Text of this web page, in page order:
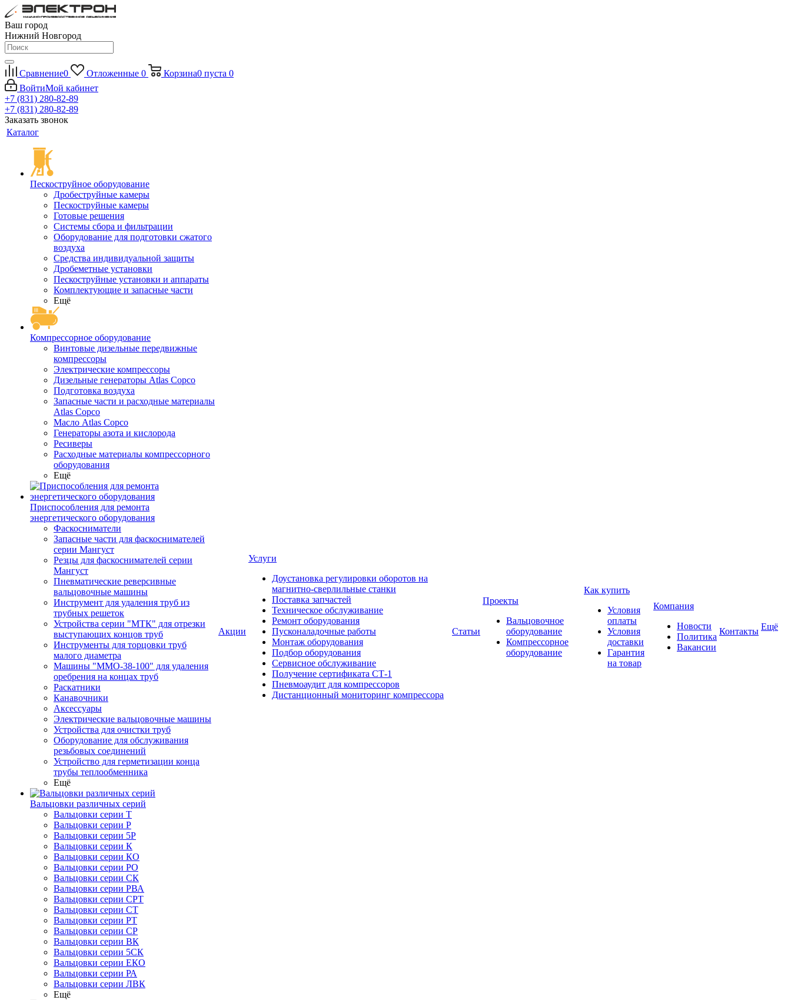
Ваш город
Нижний Новгород
Сравнение0 Отложенные 0 Корзина0 пуста 0
ВойтиМой кабинет
+7 (831) 280-82-89
+7 (831) 280-82-89
Заказать звонок
Каталог
Пескоструйное оборудование
Дробеструйные камеры
Пескоструйные камеры
Готовые решения
Системы сбора и фильтрации
Оборудование для подготовки сжатого
воздуха
Средства индивидуальной защиты
Дробеметные установки
Пескоструйные установки и аппараты
Комплектующие и запасные части
Ещё
Компрессорное оборудование
Винтовые дизельные передвижные
компрессоры
Электрические компрессоры
Дизельные генераторы Atlas Copco
Подготовка воздуха
Запасные части и расходные материалы
Atlas Copco
Масло Atlas Copco
Генераторы азота и кислорода
Ресиверы
Расходные материалы компрессорного
оборудования
Ещё
Приспособления для ремонта
энергетического оборудования
Фаскосниматели
Запасные части для фаскоснимателей
серии Мангуст
Резцы для фаскоснимателей серии
Мангуст
Пневматические реверсивные
вальцовочные машины
Инструмент для удаления труб из
трубных решеток
Устройства серии "МТК" для отрезки
выступающих концов труб
Инструменты для торцовки труб
малого диаметра
Машины "ММО-38-100" для удаления
оребрения на концах труб
Раскатники
Канавочники
Аксессуары
Электрические вальцовочные машины
Устройства для очистки труб
Оборудование для обслуживания
резьбовых соединений
Устройство для герметизации конца
трубы теплообменника
Ещё
Вальцовки различных серий
Вальцовки серии Т
Вальцовки серии Р
Вальцовки серии 5Р
Вальцовки серии К
Вальцовки серии КО
Вальцовки серии РО
Вальцовки серии СК
Вальцовки серии РВА
Вальцовки серии СРТ
Вальцовки серии СТ
Вальцовки серии РТ
Вальцовки серии СР
Вальцовки серии ВК
Вальцовки серии 5СК
Вальцовки серии ЕКО
Вальцовки серии РА
Вальцовки серии ЛВК
Ещё
Акции
Услуги
Доустановка регулировки оборотов на
магнитно-сверлильные станки
Поставка запчастей
Техническое обслуживание
Ремонт оборудования
Пусконаладочные работы
Монтаж оборудования
Подбор оборудования
Сервисное обслуживание
Получение сертификата СТ-1
Пневмоаудит для компрессоров
Дистанционный мониторинг компрессора
Статьи
Проекты
Вальцовочное
оборудование
Компрессорное
оборудование
Как купить
Условия
оплаты
Условия
доставки
Гарантия
на товар
Компания
Новости
Политика
Вакансии
Контакты Ещё